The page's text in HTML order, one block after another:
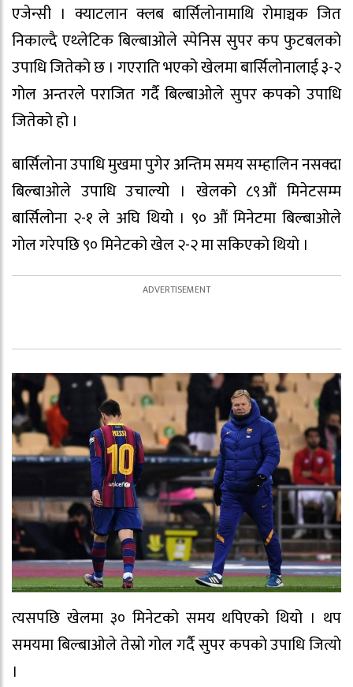
एजेन्सी । क्याटलान क्लब बार्सिलोनामाथि रोमाञ्चक जित
निकाल्दै एथ्लेटिक बिल्बाओले स्पेनिस सुपर कप फुटबलको
उपाधि जितेको छ । गएराति भएको खेलमा बार्सिलोनालाई ३-२
गोल अन्तरले पराजित गर्दै बिल्बाओले सुपर कपको उपाधि
जितेको हो ।
बार्सिलोना उपाधि मुखमा पुगेर अन्तिम समय सम्हालिन नसक्दा
बिल्बाओले उपाधि उचाल्यो । खेलको ८९औं मिनेटसम्म
बार्सिलोना २-१ ले अघि थियो । ९० औं मिनेटमा बिल्बाओले
गाेल गरेपछि ९० मिनेटको खेल २-२ मा सकिएकाे थियाे ।
त्यसपछि खेलमा ३० मिनेटको समय थपिएको थियो । थप
समयमा बिल्बाओले तेस्रो गोल गर्दै सुपर कपकाे उपाधि जित्याे
।